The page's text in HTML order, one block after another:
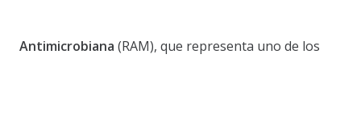
Antimicrobiana (RAM), que representa uno de los